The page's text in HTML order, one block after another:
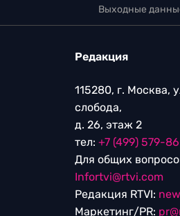
Выходные
Редакция
115280, г. Москва,
слобода,
д. 26, этаж 2
тел: +7 (499) 579-
Для общих
Infortvi@rtvi.com
Редакция RTVI:
Маркетинг/PR: